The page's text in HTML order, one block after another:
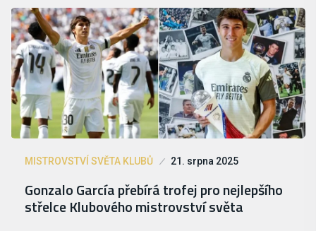
MISTROVSTVÍ SVĚTA KLUBŮ 21. srpna 2025
Gonzalo García přebírá trofej pro nejlepšího
střelce Klubového mistrovství světa